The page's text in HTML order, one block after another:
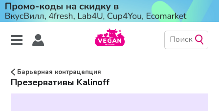
Барьерная контрацепция
Презервативы Kalinoff